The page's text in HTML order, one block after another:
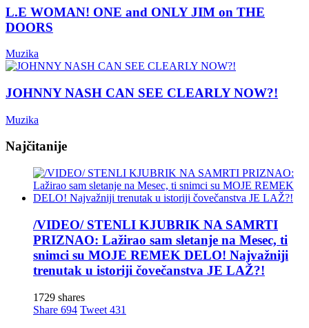
L.E WOMAN! ONE and ONLY JIM on THE
DOORS
Muzika
JOHNNY NASH CAN SEE CLEARLY NOW?!
Muzika
Najčitanije
/VIDEO/ STENLI KJUBRIK NA SAMRTI
PRIZNAO: Lažirao sam sletanje na Mesec, ti
snimci su MOJE REMEK DELO! Najvažniji
trenutak u istoriji čovečanstva JE LAŽ?!
1729 shares
Share 694 Tweet 431